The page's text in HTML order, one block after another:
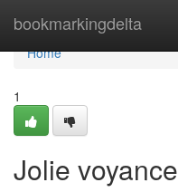
bookmarkingdelta
Home
Home
1
Jolie voyance